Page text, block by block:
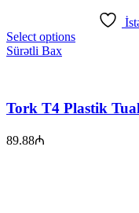
Select options
Sürətli Bax
Tork T4 Plastik
89.88₼